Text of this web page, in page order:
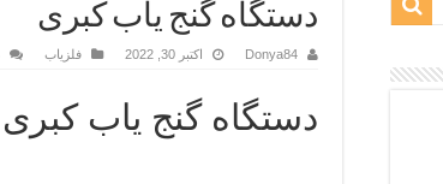
دستگاه گنج یاب کبری
Donya84 اکتبر 30, 2022 فلزیاب
دستگاه گنج یاب کبری